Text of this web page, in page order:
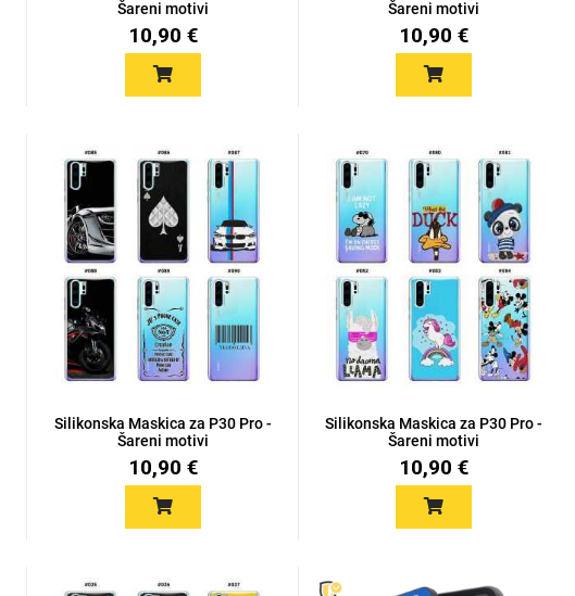
Šareni motivi
10,90 €
Šareni motivi
10,90 €
Silikonska Maskica za P30 Pro -
Šareni motivi
10,90 €
Silikonska Maskica za P30 Pro -
Šareni motivi
10,90 €